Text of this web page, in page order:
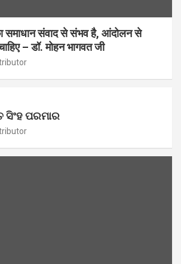
समाधान संवाद से संभव है, आंदोलन से
– डॉ. मोहन भागवत जी
ପରମାର